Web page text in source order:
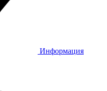
Информация